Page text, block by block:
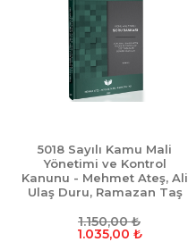
5018 Sayılı Kamu Mali
Yönetimi ve Kontrol
Kanunu - Mehmet Ateş, Ali
Ulaş Duru, Ramazan Taş
1.150,00₺
1.035,00 ₺